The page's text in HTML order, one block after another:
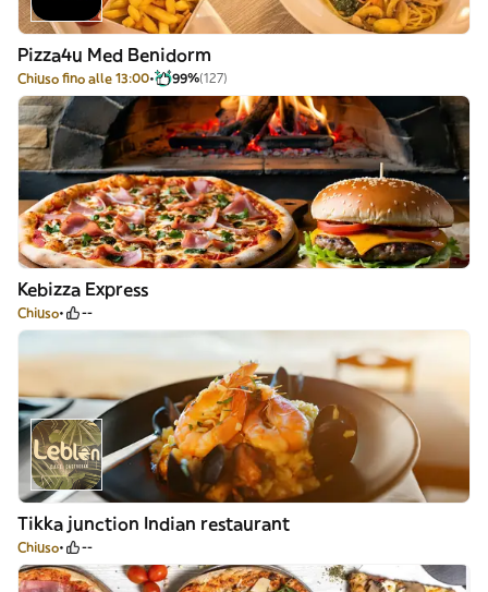
Pizza4u Med Benidorm
Chiuso fino alle 13:00 99%(127)
Kebizza Express
Chiuso --
Tikka junction Indian restaurant
Chiuso --